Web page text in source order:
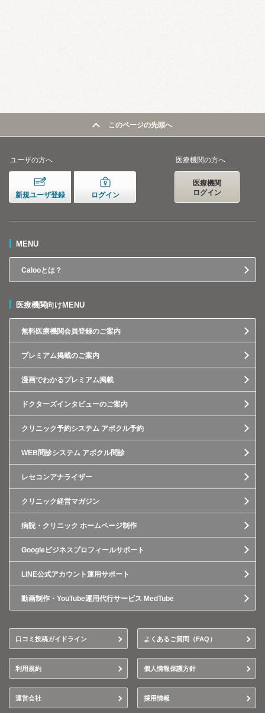
このページの先頭へ
ユーザの方へ
新規ユーザ登録 ログイン
医療機関の方へ
医療機関
ログイン
MENU
Calooとは？
医療機関向けMENU
無料医療機関会員登録のご案内
プレミアム掲載のご案内
漫画でわかるプレミアム掲載
ドクターズインタビューのご案内
クリニック予約システム アポクル予約
WEB問診システム アポクル問診
レセコンアナライザー
クリニック経営マガジン
病院・クリニック ホームページ制作
Googleビジネスプロフィールサポート
LINE公式アカウント運用サポート
動画制作・YouTube運用代行サービス MedTube
口コミ投稿ガイドライン よくあるご質問（FAQ）
利用規約 個人情報保護方針
運営会社 採用情報